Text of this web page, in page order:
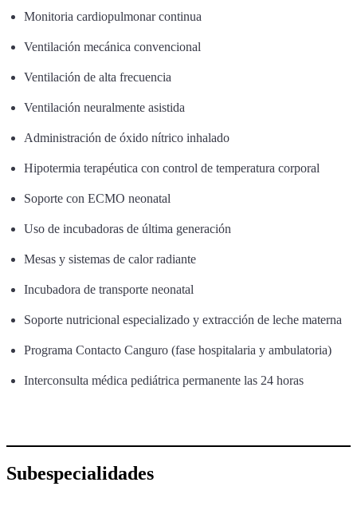
Monitoria cardiopulmonar continua
Ventilación mecánica convencional
Ventilación de alta frecuencia
Ventilación neuralmente asistida
Administración de óxido nítrico inhalado
Hipotermia terapéutica con control de temperatura corporal
Soporte con ECMO neonatal
Uso de incubadoras de última generación
Mesas y sistemas de calor radiante
Incubadora de transporte neonatal
Soporte nutricional especializado y extracción de leche materna
Programa Contacto Canguro (fase hospitalaria y ambulatoria)
Interconsulta médica pediátrica permanente las 24 horas
Subespecialidades